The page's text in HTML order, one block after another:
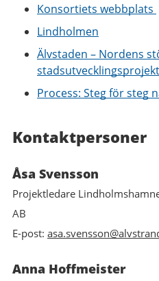
Konsortiets webbplats
Lindholmen
Älvstaden – Nordens
stadsutvecklingsprojekt
Process: Steg för steg
Kontaktpersoner
Åsa Svensson
Projektledare
AB
E-post:
Anna Hoffmeister